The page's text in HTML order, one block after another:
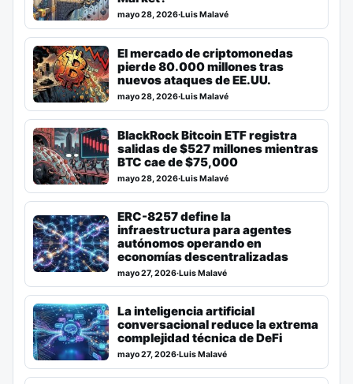
mayo 28, 2026·Luis Malavé
El mercado de criptomonedas
pierde 80.000 millones tras
nuevos ataques de EE.UU.
mayo 28, 2026·Luis Malavé
BlackRock Bitcoin ETF registra
salidas de $527 millones mientras
BTC cae de $75,000
mayo 28, 2026·Luis Malavé
ERC-8257 define la
infraestructura para agentes
autónomos operando en
economías descentralizadas
mayo 27, 2026·Luis Malavé
La inteligencia artificial
conversacional reduce la extrema
complejidad técnica de DeFi
mayo 27, 2026·Luis Malavé